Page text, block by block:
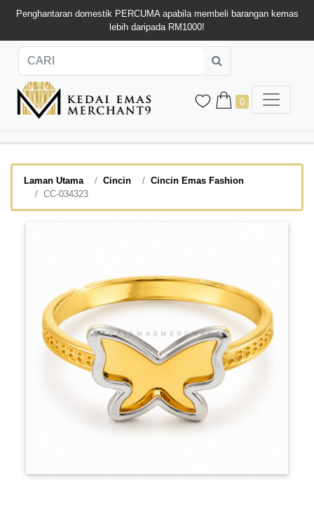
Penghantaran domestik PERCUMA apabila membeli barangan kemas
lebih daripada RM1000!
0
Laman Utama Cincin
Cincin Emas Fashion
CC-034323